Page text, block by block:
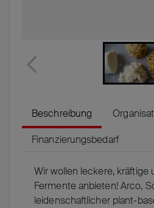
Beschreibung
Finanzierungsbedarf
Wir wollen leckere, kräftige
Fermente anbieten! Arco,
leidenschaftlicher plant-